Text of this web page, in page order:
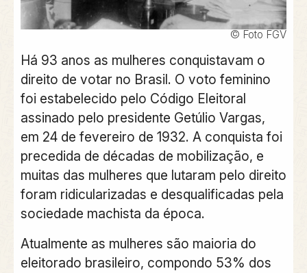
© Foto FGV
Há 93 anos as mulheres conquistavam o
direito de votar no Brasil. O voto feminino
foi estabelecido pelo Código Eleitoral
assinado pelo presidente Getúlio Vargas,
em 24 de fevereiro de 1932. A conquista foi
precedida de décadas de mobilização, e
muitas das mulheres que lutaram pelo direito
foram ridicularizadas e desqualificadas pela
sociedade machista da época.
Atualmente as mulheres são maioria do
eleitorado brasileiro, compondo 53% dos